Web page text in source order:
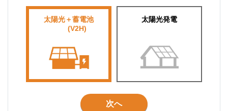
太陽光＋蓄電池
(V2H)
太陽光発電
次へ